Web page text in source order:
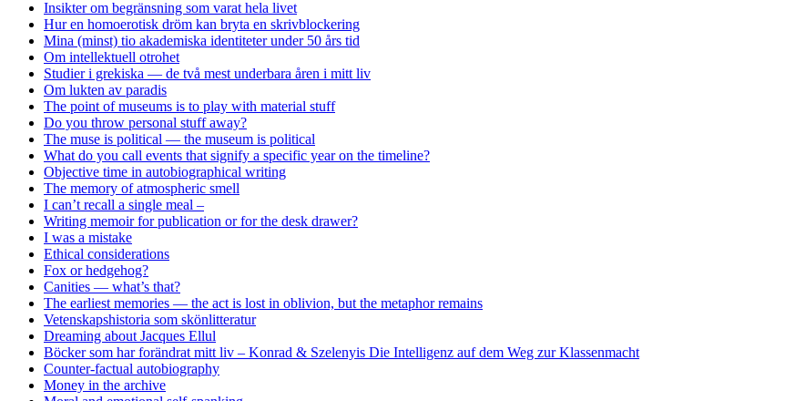
Insikter om begränsning som varat hela livet
Hur en homoerotisk dröm kan bryta en skrivblockering
Mina (minst) tio akademiska identiteter under 50 års tid
Om intellektuell otrohet
Studier i grekiska — de två mest underbara åren i mitt liv
Om lukten av paradis
The point of museums is to play with material stuff
Do you throw personal stuff away?
The muse is political — the museum is political
What do you call events that signify a specific year on the timeline?
Objective time in autobiographical writing
The memory of atmospheric smell
I can’t recall a single meal –
Writing memoir for publication or for the desk drawer?
I was a mistake
Ethical considerations
Fox or hedgehog?
Canities — what’s that?
The earliest memories — the act is lost in oblivion, but the metaphor remains
Vetenskapshistoria som skönlitteratur
Dreaming about Jacques Ellul
Böcker som har forändrat mitt liv – Konrad & Szelenyis Die Intelligenz auf dem Weg zur Klassenmacht
Counter-factual autobiography
Money in the archive